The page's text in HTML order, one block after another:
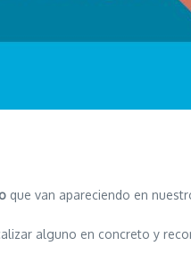
que van apareciendo en
alguno en concreto y